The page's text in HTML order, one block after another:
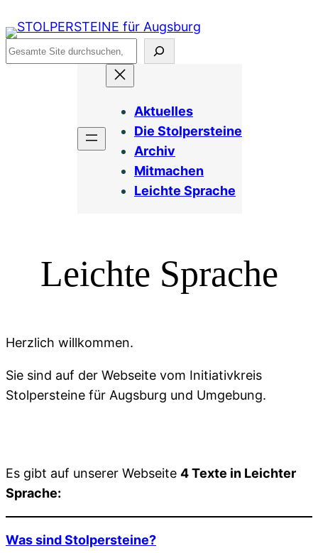
Inhalt
springen
Suchen
Aktuelles
Die Stolpersteine
Archiv
Mitmachen
Leichte Sprache
Leichte Sprache
Herzlich willkommen.
Sie sind auf der Webseite vom Initiativkreis
Stolpersteine für Augsburg und Umgebung.
Es gibt auf unserer Webseite 4 Texte in Leichter
Sprache:
Was sind Stolpersteine?